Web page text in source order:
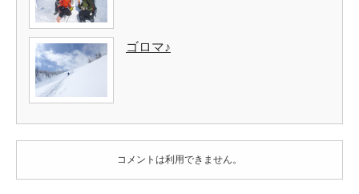
ゴロマ♪
コメントは利用できません。